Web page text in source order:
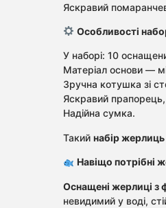
Яскравий
Особливості
У наборі: 10
Матеріал основи —
Зручна котушка зі
Яскравий
Надійна сумка.
Такий набір
Навіщо потрібні
Оснащені жерлиці
невидимий у воді,